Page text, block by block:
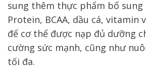
sung thêm thực phẩm bổ sung
Protein, BCAA, dầu cá, vitamin
để cơ thể được nạp đủ dưỡng
cường sức mạnh, cũng như
tối đa.